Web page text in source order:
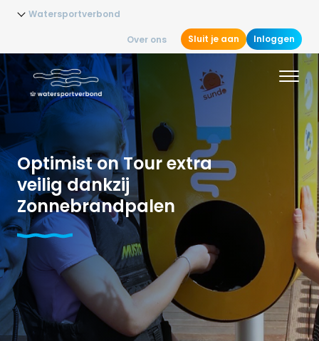
Watersportverbond
Over ons Sluit je aan Inloggen
Optimist on Tour extra
veilig dankzij
Zonnebrandpalen